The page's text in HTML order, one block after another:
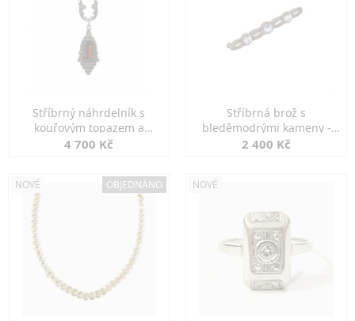
Stříbrný náhrdelník s
kouřovým topazem a
markazity
4 700 Kč
Stříbrná brož s
bleděmodrými kameny -
jemná elegance
2 400 Kč
NOVÉ OBJEDNÁNO NOVÉ